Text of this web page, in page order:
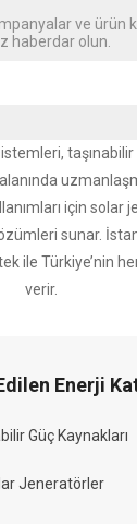
ve ürün
haberdar olun.
taşınabilir
için solar
sunar.
ile Türkiye’nin
verir.
Enerji
Güç Kaynakları
Jeneratörler